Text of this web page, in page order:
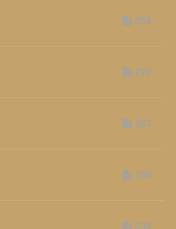
658
276
267
236
235